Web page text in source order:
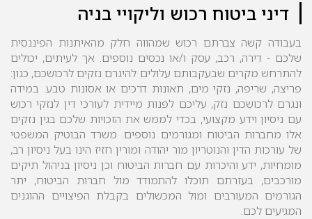
דיני ביטוח רכוש וליקויי בניה
בעבודה קשה צברתם רכוש שמהווה חלק מהאיתנות הפיננסית
שלכם - דירה, רכב, עסק ו/או נכסים נוספים. אך לעיתים, יכולים
להתרחש מקרים שבעקבותם עלולים להיגרם נזקים לרכושכם, כגון:
פריצה, שריפה, נזקי מים, תאונות דרכים או אסונות טבע. במידה
ונגרם לרכושכם נזק, עליכם לפנות מיידית לעורכי דין לנזקי רכוש
עם ניסיון וידע מקצועי, בכדי לממש את הזכויות שלכם בגין נזקים
אלו מחברות הביטוח ומגורמים נוספים. משרד הבוטיק המשפטי
של עורכות הדין והנוטריון מור יהודה ומורין חזיז הינו בעל ניסיון רב,
מומחיות, ידע והיכרות עם חברות הביטוח וכן ניסיון בניהול תיקים
מורכבים, בעזרתם תוכלו להתמודד מול חברות הביטוח, יתר
הגורמים המעורבים ומול המכשולים בקבלת הפיצויים ההוגנים
המגיעים לכם.